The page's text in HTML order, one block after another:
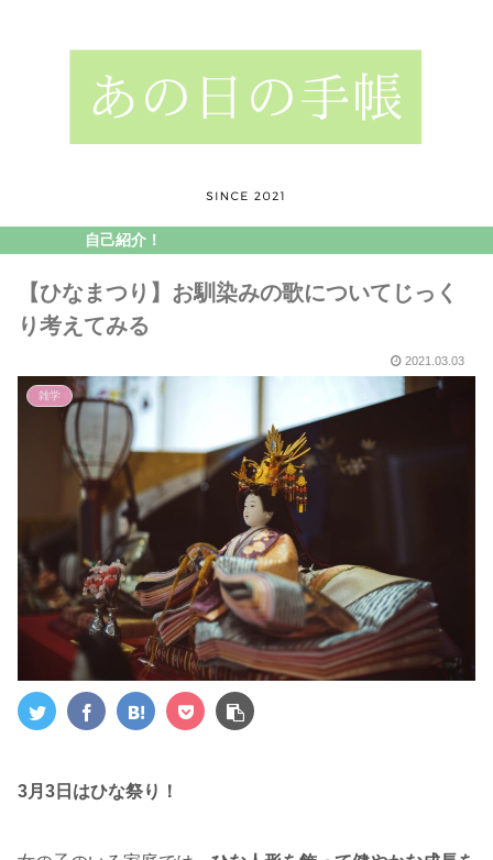
自己紹介！
【ひなまつり】お馴染みの歌についてじっく
り考えてみる
2021.03.03
雑学
3月3日はひな祭り！